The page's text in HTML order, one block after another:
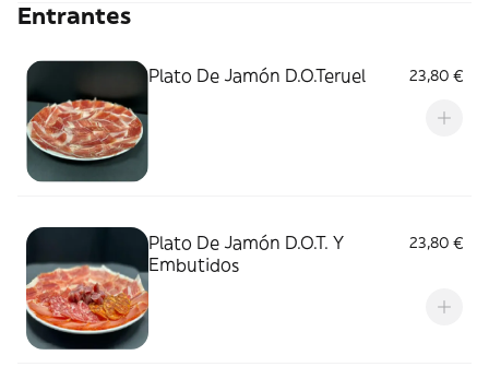
Entrantes
Plato De Jamón D.O.Teruel 23,80 €
Plato De Jamón D.O.T. Y
Embutidos
23,80 €